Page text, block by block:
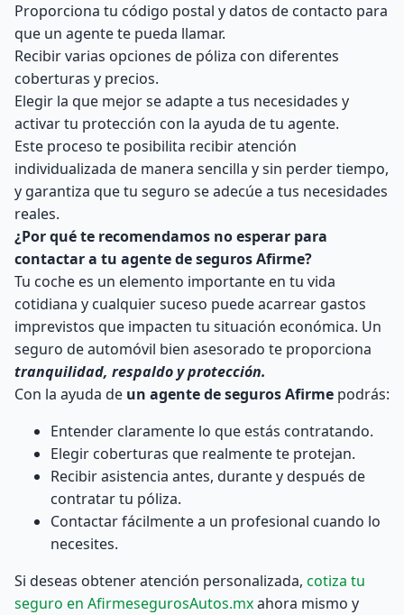
Proporciona tu código postal y datos de contacto para
que un agente te pueda llamar.
Recibir varias opciones de póliza con diferentes
coberturas y precios.
Elegir la que mejor se adapte a tus necesidades y
activar tu protección con la ayuda de tu agente.
Este proceso te posibilita recibir atención
individualizada de manera sencilla y sin perder tiempo,
y garantiza que tu seguro se adecúe a tus necesidades
reales.
¿Por qué te recomendamos no esperar para
contactar a tu agente de seguros Afirme?
Tu coche es un elemento importante en tu vida
cotidiana y cualquier suceso puede acarrear gastos
imprevistos que impacten tu situación económica. Un
seguro de automóvil bien asesorado te proporciona
tranquilidad, respaldo y protección.
Con la ayuda de un agente de seguros Afirme podrás:
Entender claramente lo que estás contratando.
Elegir coberturas que realmente te protejan.
Recibir asistencia antes, durante y después de
contratar tu póliza.
Contactar fácilmente a un profesional cuando lo
necesites.
Si deseas obtener atención personalizada, cotiza tu
seguro en AfirmesegurosAutos.mxahora mismo y